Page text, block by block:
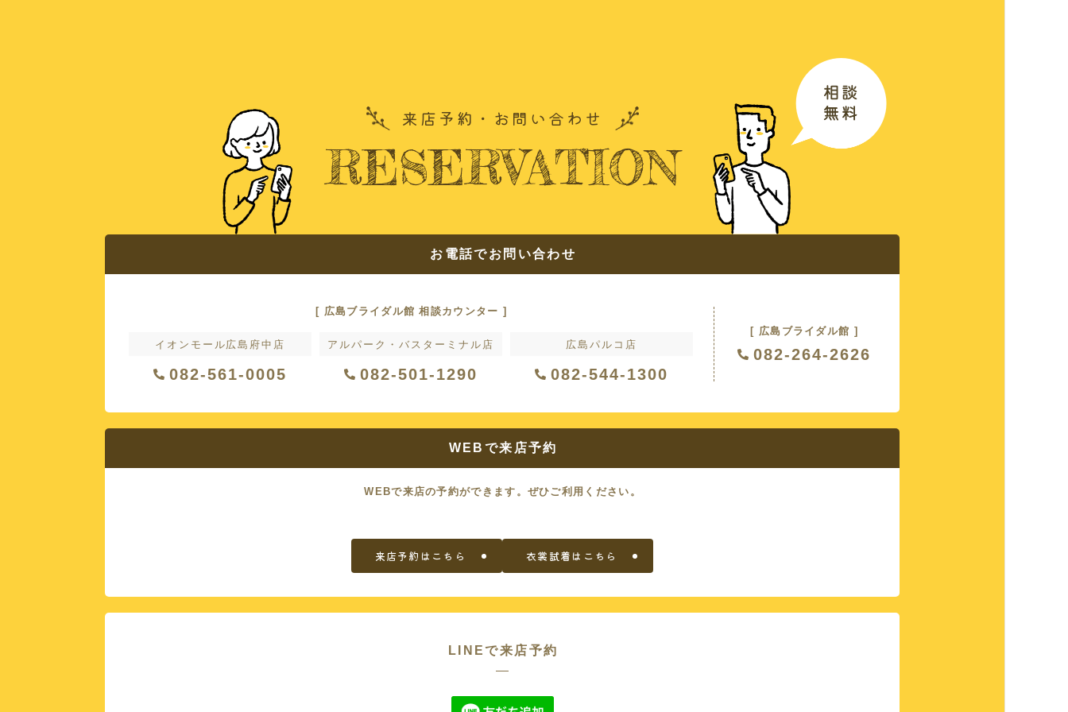
店舗案内
お友達紹介
来店予約
来店予約・お問い合わせ
RESERVATION
お電話でお問い合わせ
[ 広島ブライダル館 相談カウンター ]
イオンモール広島府中店
082-561-0005
アルパーク・バスターミナル店
082-501-1290
広島パルコ店
082-544-1300
[ 広島ブライダル館 ]
082-264-2626
WEBで来店予約
WEBで来店の予約ができます。 ぜひご利用ください。
来店予約はこちら 衣裳試着はこちら
LINEで来店予約